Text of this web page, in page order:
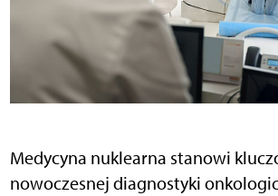
Medycyna nuklearna stanowi
nowoczesnej diagnostyki